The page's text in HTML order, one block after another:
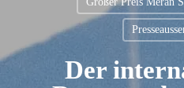
Der